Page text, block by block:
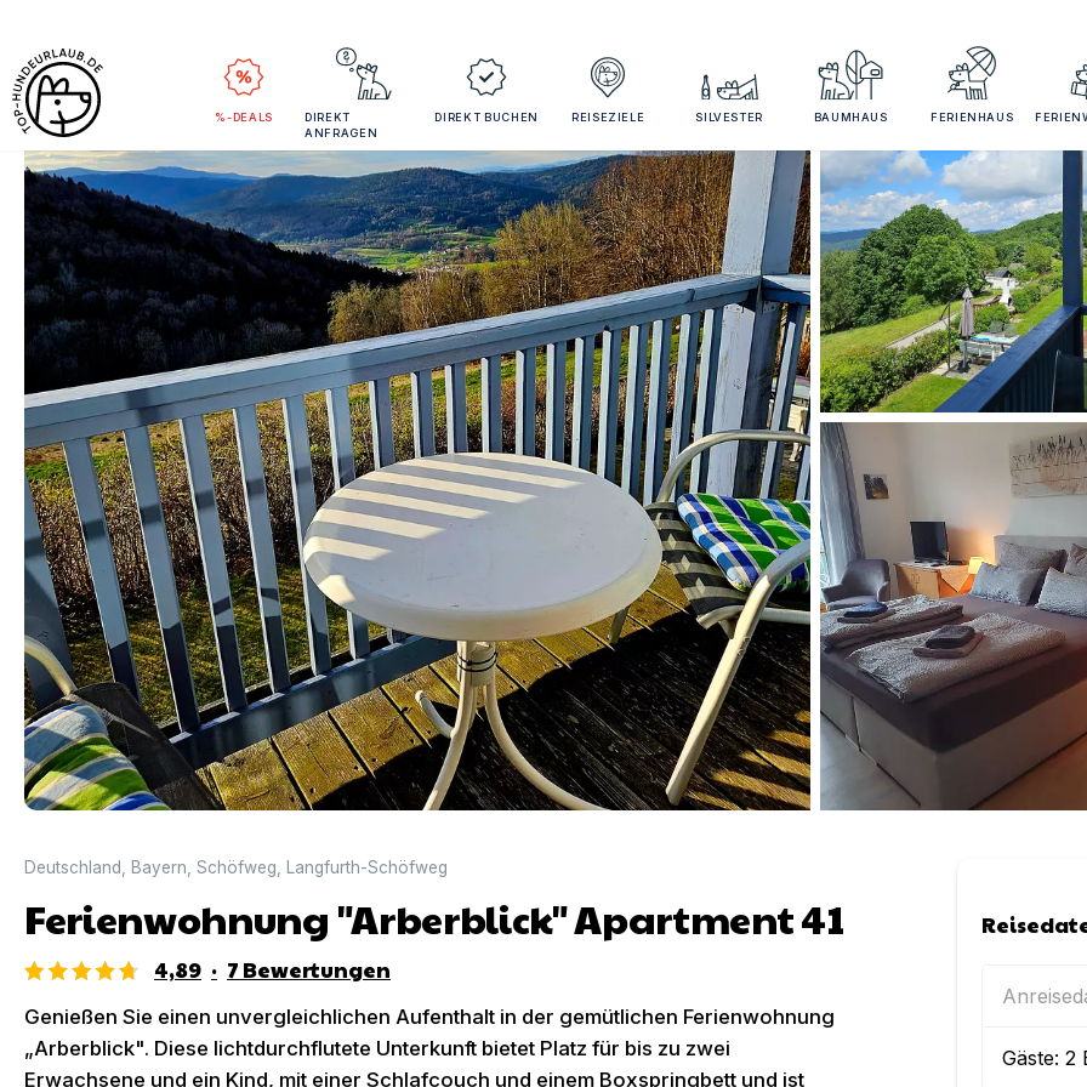
%-DEALS
DIREKT
ANFRAGEN
DIREKT BUCHEN REISEZIELE SILVESTER BAUMHAUS FERIENHAUS
Deutschland Bayern Schöfweg Langfurth-Schöfweg
Ferienwohnung "Arberblick" Apartment 41
4,89 · 7 Bewertungen
Genießen Sie einen unvergleichlichen Aufenthalt in der gemütlichen Ferienwohnung
„Arberblick". Diese lichtdurchflutete Unterkunft bietet Platz für bis zu zwei
Erwachsene und ein Kind, mit einer Schlafcouch und einem Boxspringbett und ist
Gäste:2